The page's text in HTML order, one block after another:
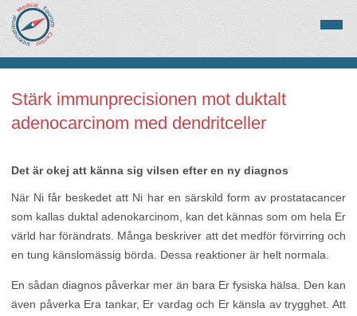
Stärk immunprecisionen mot duktalt
adenocarcinom med dendritceller
Det är okej att känna sig vilsen efter en ny diagnos
När Ni får beskedet att Ni har en särskild form av prostatacancer
som kallas duktal adenokarcinom, kan det kännas som om hela Er
värld har förändrats. Många beskriver att det medför förvirring och
en tung känslomässig börda. Dessa reaktioner är helt normala.
En sådan diagnos påverkar mer än bara Er fysiska hälsa. Den kan
även påverka Era tankar, Er vardag och Er känsla av trygghet. Att